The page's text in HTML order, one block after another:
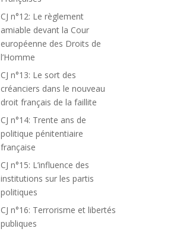
CJ n°12: Le règlement
amiable devant la Cour
européenne des Droits de
l’Homme
CJ n°13: Le sort des
créanciers dans le nouveau
droit français de la faillite
CJ n°14: Trente ans de
politique pénitentiaire
française
CJ n°15: L’influence des
institutions sur les partis
politiques
CJ n°16: Terrorisme et libertés
publiques